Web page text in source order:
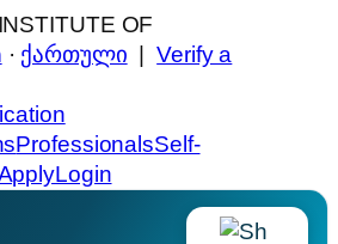
OF
· ქართული |Verify a
ProfessionalsSelf-
Login